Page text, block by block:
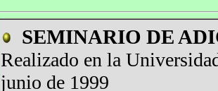
SEMINARIO DE
Realizado en la
junio de 1999